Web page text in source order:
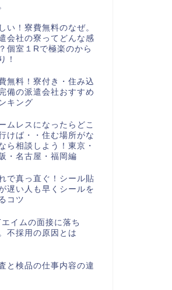
い！寮費無料のなぜ。
会社の寮ってどんな感
個室１Rで極楽のから
！
無料！寮付き・住み込
備の派遣会社おすすめ
キング
ムレスになったらどこ
けば・・住む場所がな
ら相談しよう！東京・
・名古屋・福岡編
で真っ直ぐ！シール貼
遅い人も早くシールを
コツ
エイムの面接に落ち
不採用の原因とは
と検品の仕事内容の違